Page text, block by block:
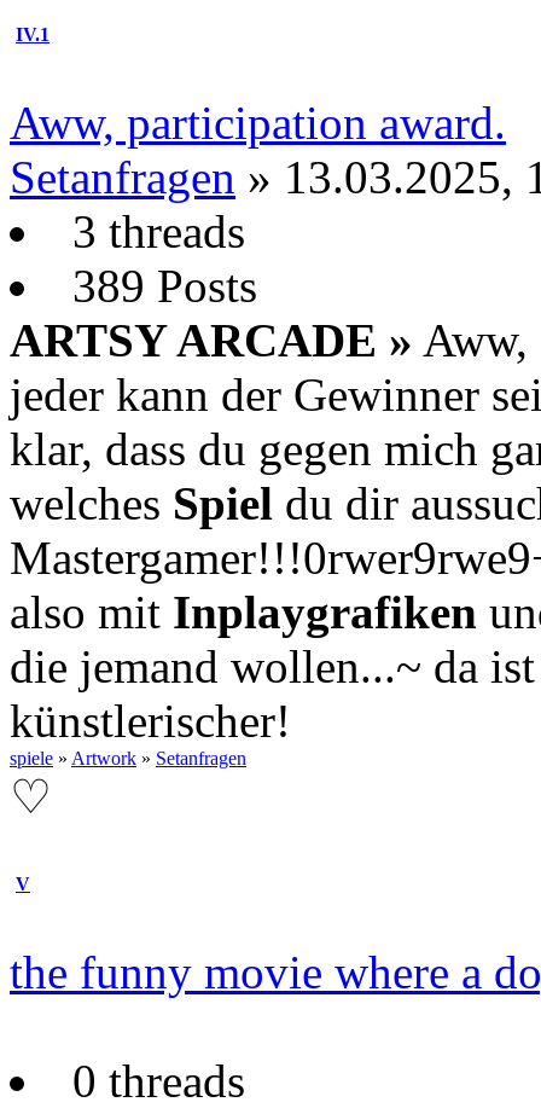
IV.1
Aww, participation award.
Setanfragen » 13.03.2025,
3 threads
389 Posts
ARTSY ARCADE » Aww,
jeder kann der Gewinner
klar, dass du gegen mich
welches Spiel du dir
also mit Inplaygrafiken
die jemand wollen...~ da
künstlerischer!
spiele » Artwork » Setanfragen
♡
V
the funny movie where a
0 threads